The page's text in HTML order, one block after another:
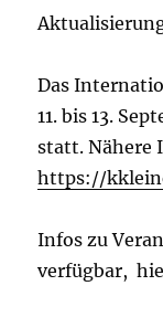
Das
11. bis 13.
statt. Nähere
https://
Infos zu
verfügbar,